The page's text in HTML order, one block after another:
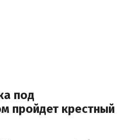
под
пройдет крестный